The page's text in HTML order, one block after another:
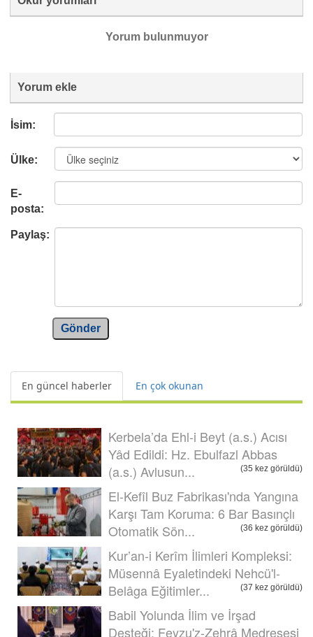
Yorum bulunmuyor
Yorum ekle
İsim:
Ülke:
E-
posta:
Paylaş:
Gönder
En güncel haberler En çok okunan
Kerbela’da Ehl-i Beyt (a.s.) Acısı
Yâd Edildi: Hz. Ebulfazl Abbas
(a.s.) Avlusun...
(35 kez görüldü)
El-Kefîl Buz Fabrikası'nda Yangına
Karşı Tam Koruma: 6 Bar Basınçlı
Otomatik Sön...
(36 kez görüldü)
Kur’an-i Kerîm İlimleri Kompleksi:
Müsennâ Eyaletindeki Nehcü'l-
Belâga Eğitimler...
(37 kez görüldü)
Babil Yolunda İlim ve İrşad
Desteği: Feyzu'z-Zehrâ Medresesi